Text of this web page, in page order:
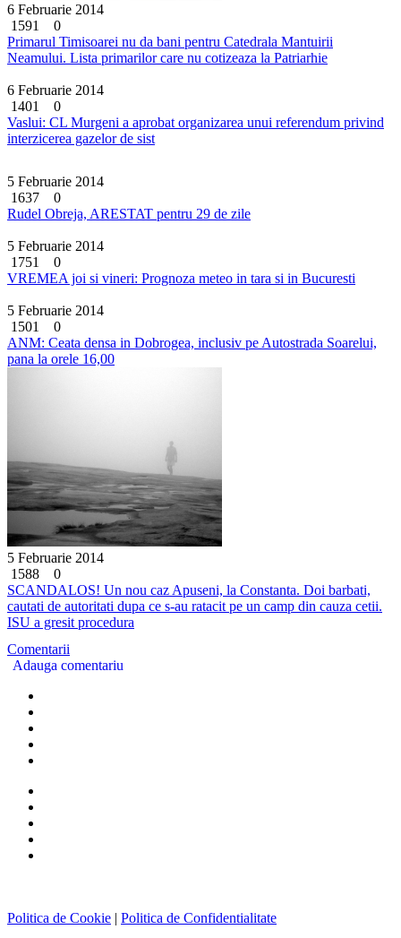
6 Februarie 2014
1591
0
Primarul Timisoarei nu da bani pentru Catedrala Mantuirii
Neamului. Lista primarilor care nu cotizeaza la Patriarhie
6 Februarie 2014
1401
0
Vaslui: CL Murgeni a aprobat organizarea unui referendum privind
interzicerea gazelor de sist
5 Februarie 2014
1637
0
Rudel Obreja, ARESTAT pentru 29 de zile
5 Februarie 2014
1751
0
VREMEA joi si vineri: Prognoza meteo in tara si in Bucuresti
5 Februarie 2014
1501
0
ANM: Ceata densa in Dobrogea, inclusiv pe Autostrada Soarelui,
pana la orele 16,00
5 Februarie 2014
1588
0
SCANDALOS! Un nou caz Apuseni, la Constanta. Doi barbati,
cautati de autoritati dupa ce s-au ratacit pe un camp din cauza cetii.
ISU a gresit procedura
Comentarii
Adauga comentariu
Politica de Cookie | Politica de Confidentialitate